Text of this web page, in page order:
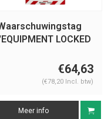
LOCKED
€64,63
(€78,20 Incl. btw)
Meer info